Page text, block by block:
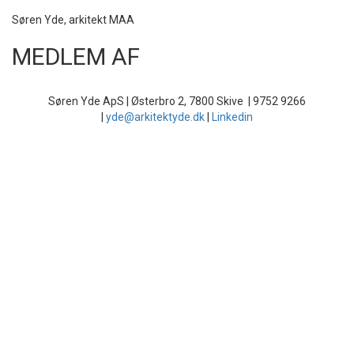
Søren Yde, arkitekt MAA
MEDLEM AF
Søren Yde ApS | Østerbro 2, 7800 Skive | 9752 9266
yde@arkitektyde.dk Linkedin